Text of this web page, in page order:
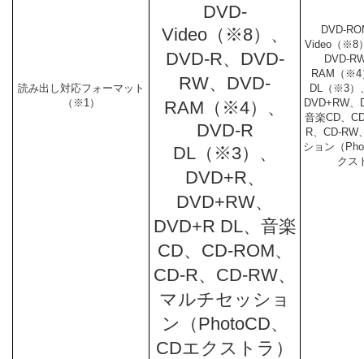
読み出し対応フォーマット
（※1）
DVD-
Video（※8）、
DVD-R、DVD-
RW、DVD-
RAM（※4）、
DVD-R
DL（※3）、
DVD+R、
DVD+RW、
DVD+R DL、音楽
CD、CD-ROM、
CD-R、CD-RW、
マルチセッショ
ン（PhotoCD、
CDエクストラ）
DVD-
Video（※8
DVD-
RAM（※4
DL（※3）
DVD+RW、
音楽CD、
R、CD-RW
ション（
クス